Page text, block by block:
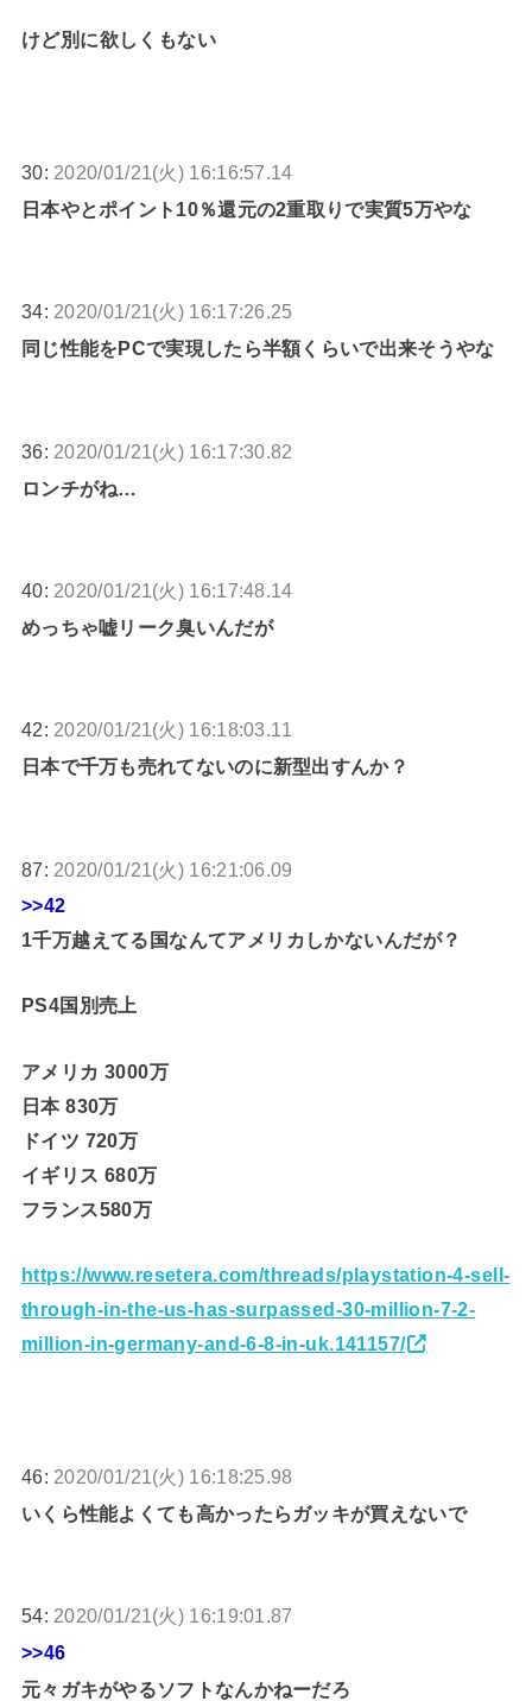
けど別に欲しくもない
30: 2020/01/21(火) 16:16:57.14
日本やとポイント10％還元の2重取りで実質5万やな
34: 2020/01/21(火) 16:17:26.25
同じ性能をPCで実現したら半額くらいで出来そうやな
36: 2020/01/21(火) 16:17:30.82
ロンチがね…
40: 2020/01/21(火) 16:17:48.14
めっちゃ嘘リーク臭いんだが
42: 2020/01/21(火) 16:18:03.11
日本で千万も売れてないのに新型出すんか？
87: 2020/01/21(火) 16:21:06.09
>>42
1千万越えてる国なんてアメリカしかないんだが？
PS4国別売上
アメリカ 3000万
日本 830万
ドイツ 720万
イギリス 680万
フランス580万
https://www.resetera.com/threads/playstation-4-sell-
through-in-the-us-has-surpassed-30-million-7-2-
million-in-germany-and-6-8-in-uk.141157/
46: 2020/01/21(火) 16:18:25.98
いくら性能よくても高かったらガッキが買えないで
54: 2020/01/21(火) 16:19:01.87
>>46
元々ガキがやるソフトなんかねーだろ